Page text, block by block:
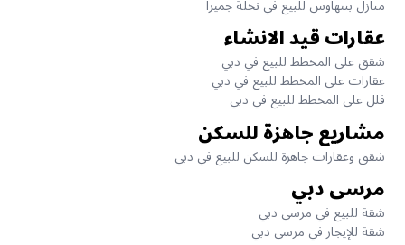
منازل بنتهاوس للبيع في نخلة جميرا
عقارات قيد الانشاء
شقق على المخطط للبيع في دبي
عقارات على المخطط للبيع في دبي
فلل على المخطط للبيع في دبي
مشاريع جاهزة للسكن
شقق وعقارات جاهزة للسكن للبيع في دبي
مرسى دبي
شقة للبيع في مرسى دبي
شقة للإيجار في مرسى دبي